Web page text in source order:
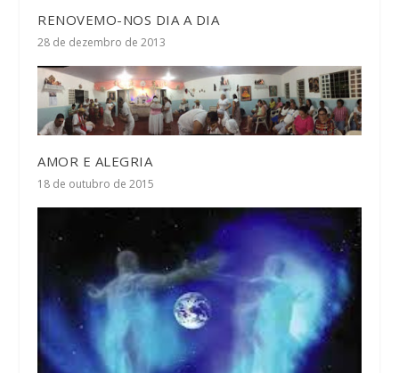
RENOVEMO-NOS DIA A DIA
28 de dezembro de 2013
AMOR E ALEGRIA
18 de outubro de 2015